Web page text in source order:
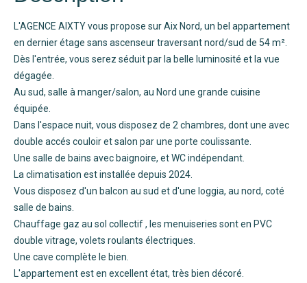
L'AGENCE AIXTY vous propose sur Aix Nord, un bel appartement
en dernier étage sans ascenseur traversant nord/sud de 54 m².
Dès l'entrée, vous serez séduit par la belle luminosité et la vue
dégagée.
Au sud, salle à manger/salon, au Nord une grande cuisine
équipée.
Dans l'espace nuit, vous disposez de 2 chambres, dont une avec
double accés couloir et salon par une porte coulissante.
Une salle de bains avec baignoire, et WC indépendant.
La climatisation est installée depuis 2024.
Vous disposez d'un balcon au sud et d'une loggia, au nord, coté
salle de bains.
Chauffage gaz au sol collectif , les menuiseries sont en PVC
double vitrage, volets roulants électriques.
Une cave complète le bien.
L'appartement est en excellent état, très bien décoré.